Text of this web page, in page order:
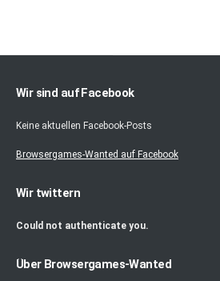
Wir sind auf Facebook
Keine aktuellen Facebook-Posts
Browsergames-Wanted auf Facebook
Wir twittern
Could not authenticate you.
Über Browsergames-Wanted